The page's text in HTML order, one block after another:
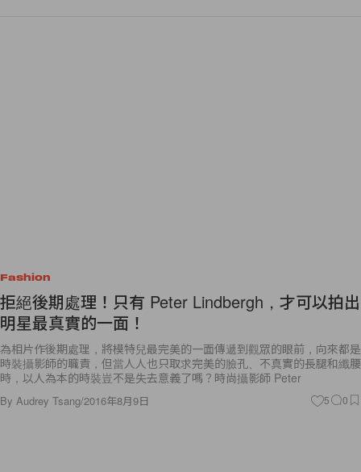
Fashion
拒絕後期處理！只有 Peter Lindbergh，才可以拍出
明星最真實的一面！
為相片作後期處理，將模特兒最完美的一面傳遞到觀眾的眼前，向來都是
時裝攝影師的職責，但當人人也只取求完美的臉孔、不真實的長腿和纖腰
時，以人為本的時裝豈不是失去意義了嗎？時尚攝影師 Peter
By Audrey Tsang/2016年8月9日 5 0